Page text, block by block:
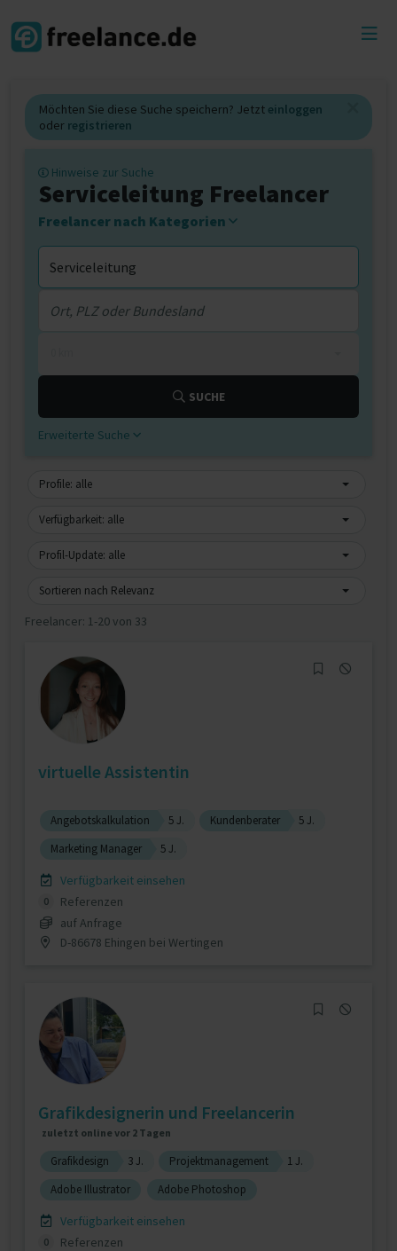
Möchten Sie diese Suche speichern? Jetzt einloggen
oder registrieren
Hinweise zur Suche
Serviceleitung Freelancer
Freelancer nach Kategorien
SUCHE
Erweiterte Suche
Profile: alle
Verfügbarkeit: alle
Profil-Update: alle
Sortieren nach Relevanz
Freelancer: 1-20 von 33
virtuelle Assistentin
Angebotskalkulation 5 J. Kundenberater
5 J.
Marketing Manager
5 J.
Verfügbarkeit einsehen
0
Referenzen
auf Anfrage
D-86678 Ehingen bei Wertingen
Grafikdesignerin und Freelancerin
zuletzt online vor 2 Tagen
Grafikdesign 3 J. Projektmanagement
1 J.
Adobe Illustrator
Adobe Photoshop
Verfügbarkeit einsehen
0
Referenzen